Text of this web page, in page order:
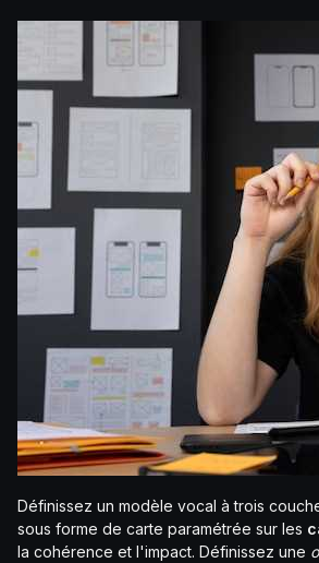
Définissez un modèle vocal à trois
sous forme de carte paramétrée sur les
la cohérence et l'impact. Définissez une